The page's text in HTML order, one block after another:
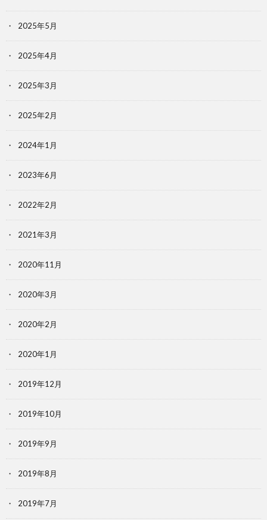
2025年5月
2025年4月
2025年3月
2025年2月
2024年1月
2023年6月
2022年2月
2021年3月
2020年11月
2020年3月
2020年2月
2020年1月
2019年12月
2019年10月
2019年9月
2019年8月
2019年7月